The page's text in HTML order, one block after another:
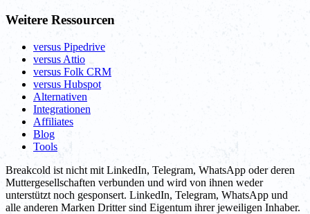
Weitere Ressourcen
versus Pipedrive
versus Attio
versus Folk CRM
versus Hubspot
Alternativen
Integrationen
Affiliates
Blog
Tools
Breakcold ist nicht mit LinkedIn, Telegram, WhatsApp oder deren
Muttergesellschaften verbunden und wird von ihnen weder
unterstützt noch gesponsert. LinkedIn, Telegram, WhatsApp und
alle anderen Marken Dritter sind Eigentum ihrer jeweiligen Inhaber.